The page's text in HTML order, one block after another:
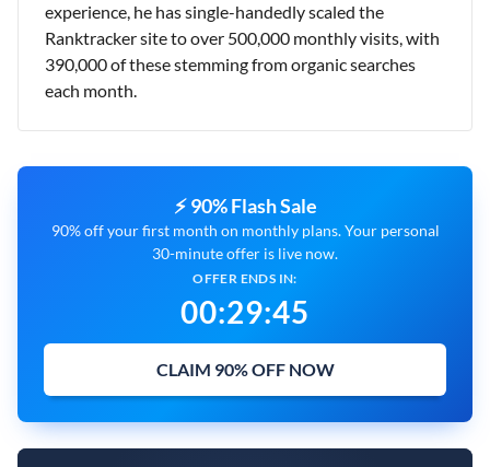
experience, he has single-handedly scaled the
Ranktracker site to over 500,000 monthly visits, with
390,000 of these stemming from organic searches
each month.
⚡ 90% Flash Sale
90% off your first month on monthly plans. Your personal
30-minute offer is live now.
OFFER ENDS IN:
00:29:43
CLAIM 90% OFF NOW